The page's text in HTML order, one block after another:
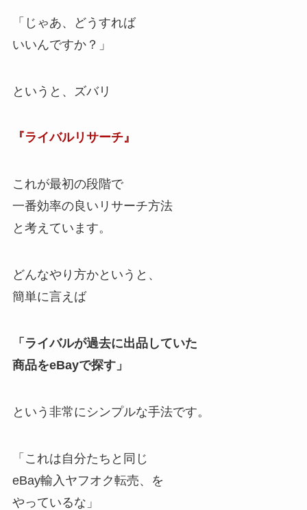
「じゃあ、どうすれば
いいんですか？」
というと、ズバリ
『ライバルリサーチ』
これが最初の段階で
一番効率の良いリサーチ方法
と考えています。
どんなやり方かというと、
簡単に言えば
「ライバルが過去に出品していた
商品をeBayで探す」
という非常にシンプルな手法です。
「これは自分たちと同じ
eBay輸入ヤフオク転売、を
やっているな」